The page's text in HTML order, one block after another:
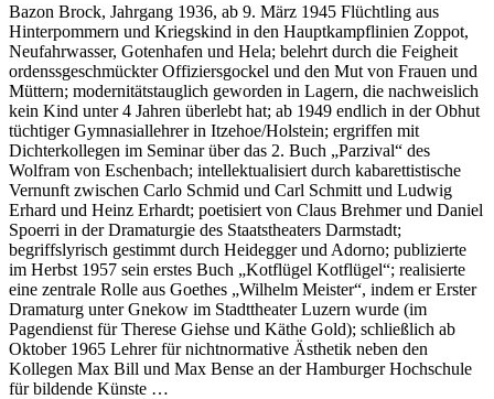
Bazon Brock, Jahrgang 1936, ab 9. März 1945 Flüchtling aus
Hinterpommern und Kriegskind in den Hauptkampflinien Zoppot,
Neufahrwasser, Gotenhafen und Hela; belehrt durch die Feigheit
ordenssgeschmückter Offiziersgockel und den Mut von Frauen und
Müttern; modernitätstauglich geworden in Lagern, die nachweislich
kein Kind unter 4 Jahren überlebt hat; ab 1949 endlich in der Obhut
tüchtiger Gymnasiallehrer in Itzehoe/Holstein; ergriffen mit
Dichterkollegen im Seminar über das 2. Buch „Parzival“ des
Wolfram von Eschenbach; intellektualisiert durch kabarettistische
Vernunft zwischen Carlo Schmid und Carl Schmitt und Ludwig
Erhard und Heinz Erhardt; poetisiert von Claus Brehmer und Daniel
Spoerri in der Dramaturgie des Staatstheaters Darmstadt;
begriffslyrisch gestimmt durch Heidegger und Adorno; publizierte
im Herbst 1957 sein erstes Buch „Kotflügel Kotflügel“; realisierte
eine zentrale Rolle aus Goethes „Wilhelm Meister“, indem er Erster
Dramaturg unter Gnekow im Stadttheater Luzern wurde (im
Pagendienst für Therese Giehse und Käthe Gold); schließlich ab
Oktober 1965 Lehrer für nichtnormative Ästhetik neben den
Kollegen Max Bill und Max Bense an der Hamburger Hochschule
für bildende Künste …